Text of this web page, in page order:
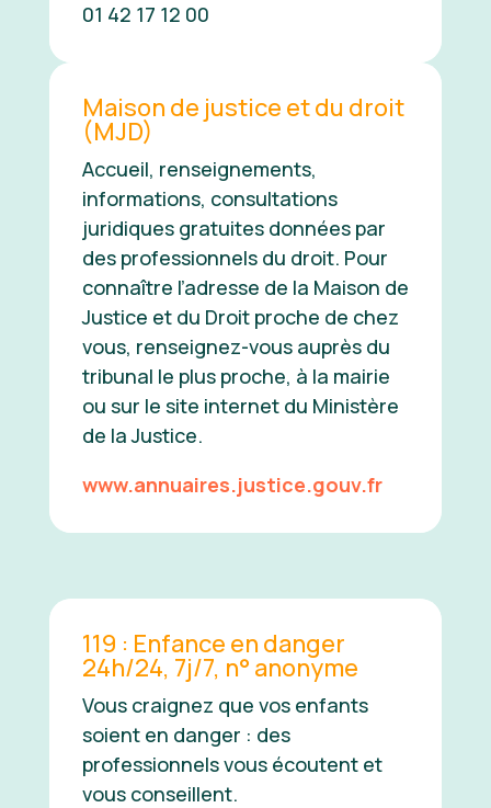
01 42 17 12 00
Maison de justice et du droit
(MJD)
Accueil, renseignements,
informations, consultations
juridiques gratuites données par
des professionnels du droit. Pour
connaître l’adresse de la Maison de
Justice et du Droit proche de chez
vous, renseignez-vous auprès du
tribunal le plus proche, à la mairie
ou sur le site internet du Ministère
de la Justice.
www.annuaires.justice.gouv.fr
119 : Enfance en danger
24h/24, 7j/7, n° anonyme
Vous craignez que vos enfants
soient en danger : des
professionnels vous écoutent et
vous conseillent.